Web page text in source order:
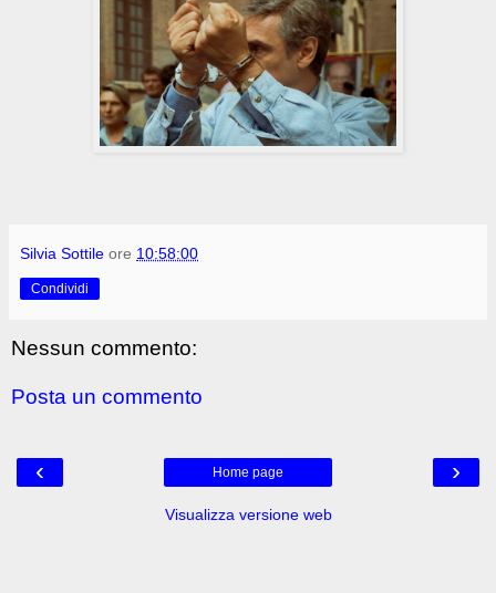
Silvia Sottile ore 10:58:00
Condividi
Nessun commento:
Posta un commento
‹ ›
Home page
Visualizza versione web